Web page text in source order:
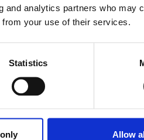
and analytics partners who may
from your use of their services.
Statistics
Allow all